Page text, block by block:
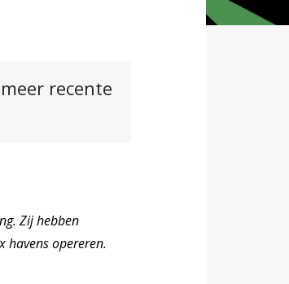
recente
Zij hebben
havens opereren.